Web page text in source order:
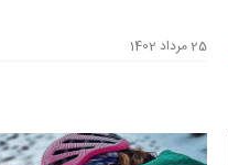
25 مرداد 1402